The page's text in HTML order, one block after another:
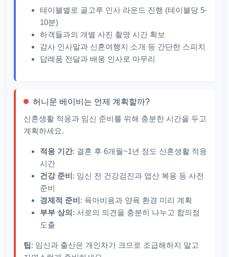
테이블별로 골고루 인사 라운드 진행 (테이블당 5-
10분)
하객들과의 개별 사진 촬영 시간 확보
감사 인사말과 신혼여행지 소개 등 간단한 스피치
답례품 전달과 배웅 인사로 마무리
허니문 베이비는 언제 계획할까?
신혼생활 적응과 임신 준비를 위해 충분한 시간을 두고
계획하세요.
적응 기간: 결혼 후 6개월~1년 정도 신혼생활 적응
시간
건강 준비: 임신 전 건강검진과 엽산 복용 등 사전
준비
경제적 준비: 육아비용과 양육 환경 미리 계획
부부 상의 : 서로의 의견을 충분히 나누고 합의점
도출
팁 : 임신과 출산은 개인차가 크므로 조급해하지 말고